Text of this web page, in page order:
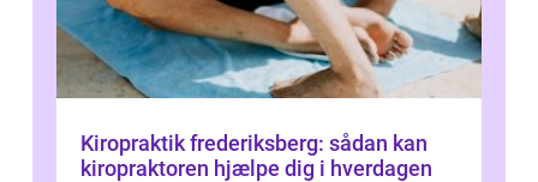
Kiropraktik frederiksberg: sådan kan
kiropraktoren hjælpe dig i hverdagen